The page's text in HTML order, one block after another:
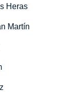
Heras
Martín